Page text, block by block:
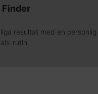
Finder
resultat med en personlig
rutin